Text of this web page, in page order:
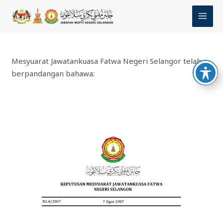
Mesyuarat Jawatankuasa Fatwa Negeri Selangor telah
berpandangan bahawa: